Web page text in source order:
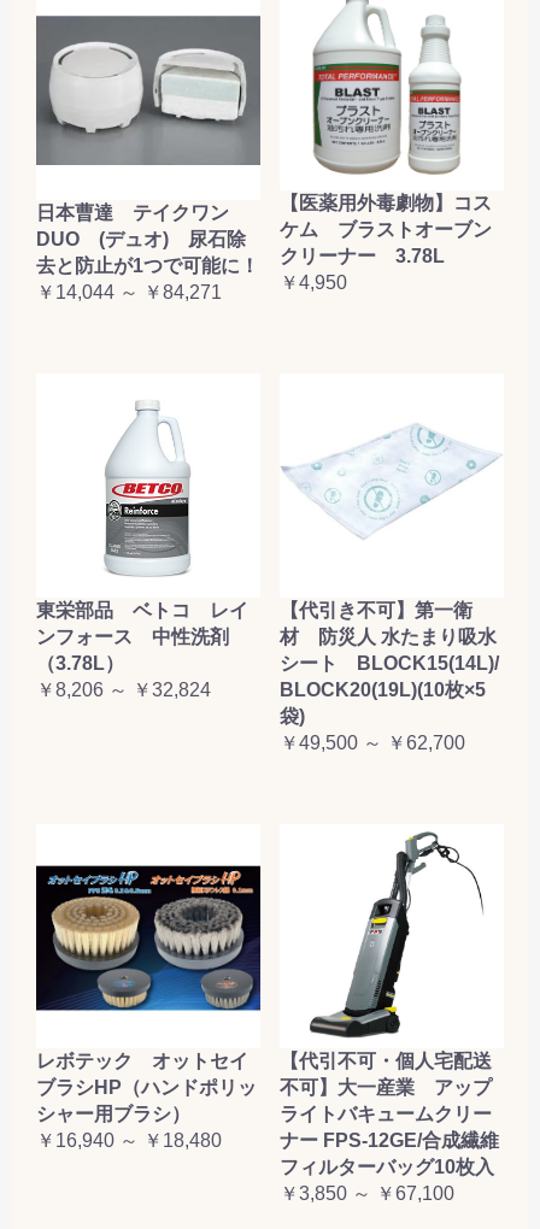
日本曹達 テイクワン
DUO (デュオ) 尿石除
去と防止が1つで可能に！
￥14,044 ～ ￥84,271
【医薬用外毒劇物】コス
ケム ブラストオーブン
クリーナー 3.78L
￥4,950
東栄部品 ベトコ レイ
ンフォース 中性洗剤
（3.78L）
￥8,206 ～ ￥32,824
【代引き不可】第一衛
材 防災人 水たまり吸水
シート BLOCK15(14L)/
BLOCK20(19L)(10枚×5
袋)
￥49,500 ～ ￥62,700
レボテック オットセイ
ブラシHP（ハンドポリッ
シャー用ブラシ）
￥16,940 ～ ￥18,480
【代引不可・個人宅配送
不可】大一産業 アップ
ライトバキュームクリー
ナー FPS-12GE/合成繊維
フィルターバッグ10枚入
￥3,850 ～ ￥67,100